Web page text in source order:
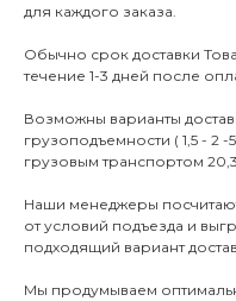
для каждого заказа.
Обычно срок доставки
течение 1-3 дней после
Возможны варианты
грузоподъемности ( 1,5 - 2
грузовым транспортом
Наши менеджеры
от условий подъезда и
подходящий вариант
Мы продумываем